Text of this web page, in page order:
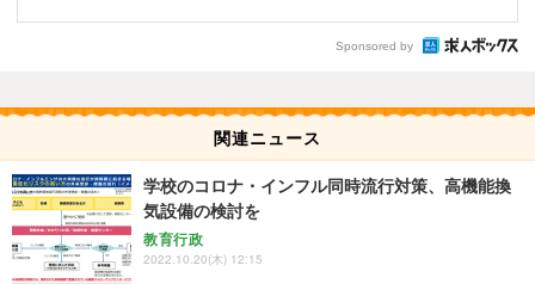
Sponsored by
関連ニュース
学校のコロナ・インフル同時流行対策、高機能換
気設備の検討を
教育行政
2022.10.20(木) 12:15